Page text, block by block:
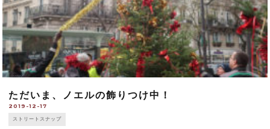
ただいま、ノエルの飾りつけ中！
2019-12-17
ストリートスナップ